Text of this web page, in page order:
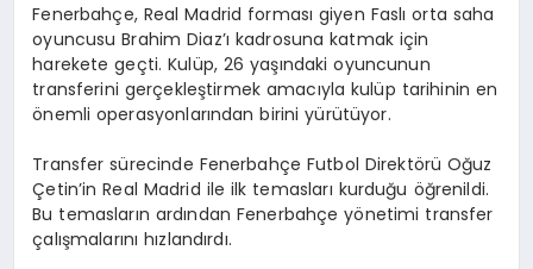
Fenerbahçe, Real Madrid forması giyen Faslı orta saha
oyuncusu Brahim Diaz’ı kadrosuna katmak için
harekete geçti. Kulüp, 26 yaşındaki oyuncunun
transferini gerçekleştirmek amacıyla kulüp tarihinin en
önemli operasyonlarından birini yürütüyor.
Transfer sürecinde Fenerbahçe Futbol Direktörü Oğuz
Çetin’in Real Madrid ile ilk temasları kurduğu öğrenildi.
Bu temasların ardından Fenerbahçe yönetimi transfer
çalışmalarını hızlandırdı.